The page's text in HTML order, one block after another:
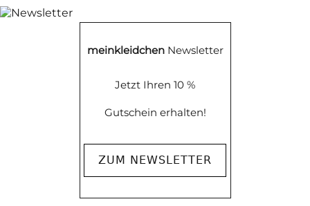
meinkleidchenNewsletter
Jetzt Ihren 10 %
Gutschein erhalten!
ZUM NEWSLETTER